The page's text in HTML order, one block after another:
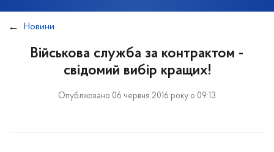
Новини
Військова служба за контрактом -
свідомий вибір кращих!
Опубліковано 06 червня 2016 року о 09:13